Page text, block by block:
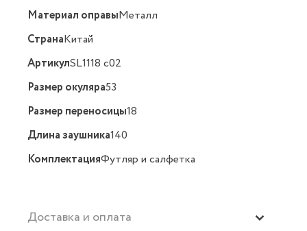
Материал оправыМеталл
СтранаКитай
АртикулSL1118 c02
Размер окуляра53
Размер переносицы18
Длина заушника140
КомплектацияФутляр и салфетка
Доставка и оплата